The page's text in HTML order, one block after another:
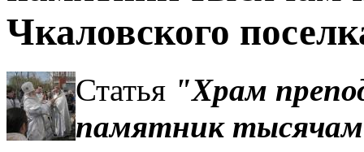
Чкаловского
Статья "Храм
памятник